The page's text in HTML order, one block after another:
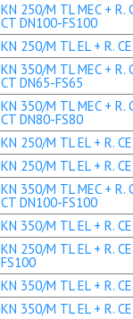
KN 250/M TL MEC + R.
CT DN100-FS100
KN 250/M TL EL + R.
KN 350/M TL MEC + R.
CT DN65-FS65
KN 350/M TL MEC + R.
CT DN80-FS80
KN 250/M TL EL + R.
KN 250/M TL EL + R.
KN 350/M TL MEC + R.
CT DN100-FS100
KN 350/M TL EL + R.
KN 250/M TL EL + R.
FS100
KN 350/M TL EL + R.
KN 350/M TL EL + R.